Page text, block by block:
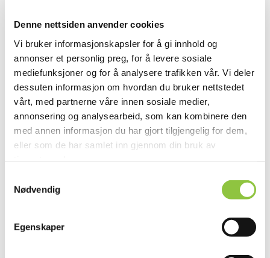
Denne nettsiden anvender cookies
Vi bruker informasjonskapsler for å gi innhold og
annonser et personlig preg, for å levere sosiale
mediefunksjoner og for å analysere trafikken vår. Vi deler
dessuten informasjon om hvordan du bruker nettstedet
vårt, med partnerne våre innen sosiale medier,
annonsering og analysearbeid, som kan kombinere den
med annen informasjon du har gjort tilgjengelig for dem,
eller som de har samlet inn gjennom din bruk av
Nødvendig
Egenskaper
Langvasseidveien 160, 9925 Bjørnevatn